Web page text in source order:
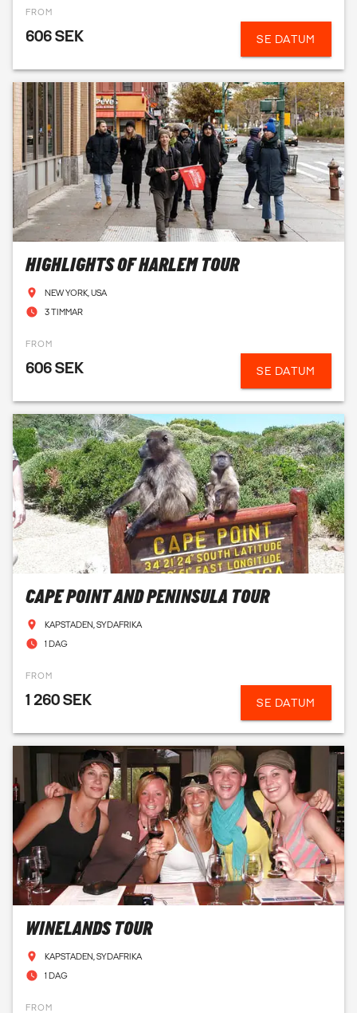
FROM
606 SEK SE DATUM
HIGHLIGHTS OF HARLEM TOUR
NEW YORK, USA
3 TIMMAR
FROM
606 SEK SE DATUM
CAPE POINT AND PENINSULA TOUR
KAPSTADEN, SYDAFRIKA
1 DAG
FROM
1 260 SEK SE DATUM
WINELANDS TOUR
KAPSTADEN, SYDAFRIKA
1 DAG
FROM